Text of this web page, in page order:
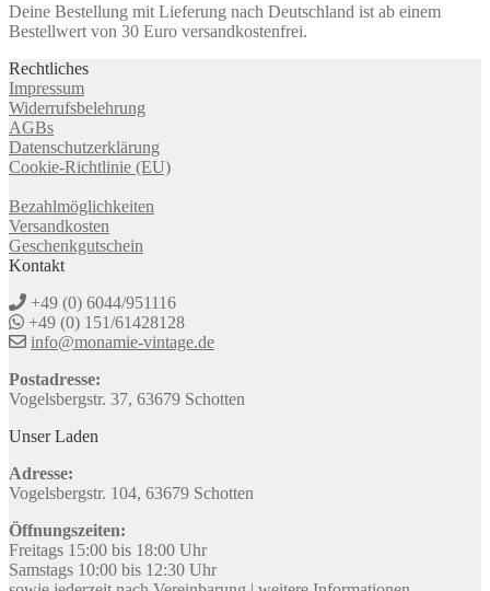
Deine Bestellung mit Lieferung nach Deutschland ist ab einem
Bestellwert von 30 Euro versandkostenfrei.
Rechtliches
Impressum
Widerrufsbelehrung
AGBs
Datenschutzerklärung
Cookie-Richtlinie (EU)
Bezahlmöglichkeiten
Versandkosten
Geschenkgutschein
Kontakt
+49 (0) 6044/951116
+49 (0) 151/61428128
info@monamie-vintage.de
Postadresse:
Vogelsbergstr. 37, 63679 Schotten
Unser Laden
Adresse:
Vogelsbergstr. 104, 63679 Schotten
Öffnungszeiten:
Freitags 15:00 bis 18:00 Uhr
Samstags 10:00 bis 12:30 Uhr